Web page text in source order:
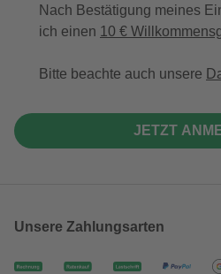
Nach Bestätigung meines
ich einen 10 €
Bitte beachte auch unsere
JETZT
Unsere Zahlungsarten